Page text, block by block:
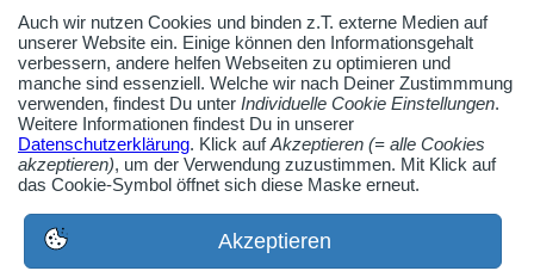
AdSense smARTe inArticle-Anzeige aktivieren
Ob Solo-Selbsständiger, Handwerksbetrieb oder
Industrieunternehmen
Erstelle jetzt ein gratis Firmenprofil für dein Unternehmen:
jetzt registrieren
Auch wir nutzen Cookies und binden z.T. externe Medien auf
unserer Website ein. Einige können den Informationsgehalt
verbessern, andere helfen Webseiten zu optimieren und
manche sind essenziell. Welche wir nach Deiner Zustimmmung
verwenden, findest Du unter Individuelle Cookie Einstellungen.
Weitere Informationen findest Du in unserer
Datenschutzerklärung. Klick aufAkzeptieren (= alle Cookies
akzeptieren), um der Verwendung zuzustimmen. Mit Klick auf
das Cookie-Symbol öffnet sich diese Maske erneut.
Akzeptieren